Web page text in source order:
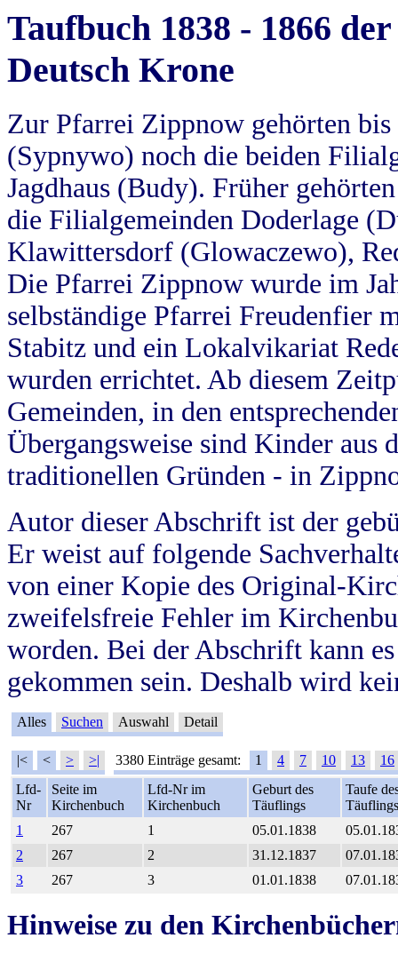
Taufbuch 1838 - 1866
Deutsch Krone
Zur Pfarrei Zippnow gehörten
(Sypnywo) noch die beiden
Jagdhaus (Budy). Früher
die Filialgemeinden Doderlage
Klawittersdorf (Glowaczewo),
Die Pfarrei Zippnow wurde im
selbständige Pfarrei Freudenfier
Stabitz und ein Lokalvikariat
wurden errichtet. Ab diesem
Gemeinden, in den
Übergangsweise sind Kinder aus
traditionellen Gründen - in
Autor dieser Abschrift ist der
Er weist auf folgende
von einer Kopie des Original-
zweifelsfreie Fehler im
worden. Bei der Abschrift kann
gekommen sein. Deshalb wird
Alles Suchen Auswahl Detail
|< < > >| 3380 Einträge gesamt: 1 4 7 10 13
16
Lfd-
Nr
Seite im
Kirchenbuch
Lfd-Nr im
Kirchenbuch
Geburt des
Täuflings
Taufe
Täuflings
1
267 1 05.01.1838
2
267 2 31.12.1837
3
267 3 01.01.1838
Hinweise zu den